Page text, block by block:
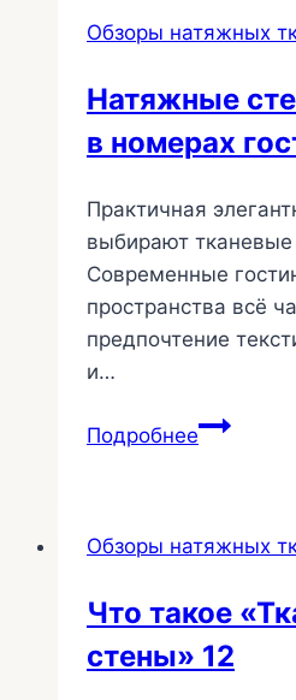
41
Обзоры натяжных
Натяжные
в номерах
Практичная
выбирают
Современные
пространства всё
предпочтение
и…
ПодробнееНатяжные
в
гостиниц
6
Обзоры натяжных
Что такое
стены» 12